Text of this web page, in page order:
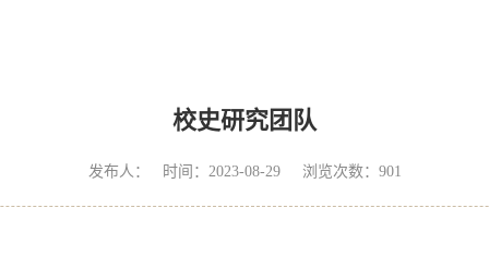
校史研究团队
发布人： 时间：2023-08-29 浏览次数： 901